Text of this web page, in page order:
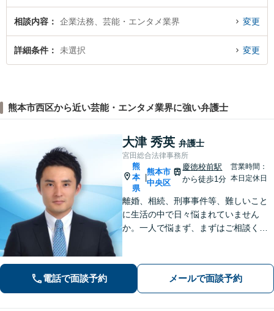
相談内容 企業法務、芸能・エンタメ業界 変更
詳細条件 未選択 変更
熊本市西区から近い芸能・エンタメ業界に強い弁護士
大津 秀英 弁護士
宮田総合法律事務所
熊
本
県
熊本市
中央区
慶徳校前駅
から徒歩1分
営業時間：
本日定休日
離婚、相続、刑事事件等、難しいこと
に生活の中で日々悩まれていません
か。一人で悩まず、まずはご相談くだ
か、解決できるとしてどういった解決
策があるかご提案します。
電話で面談予約 メールで面談予約